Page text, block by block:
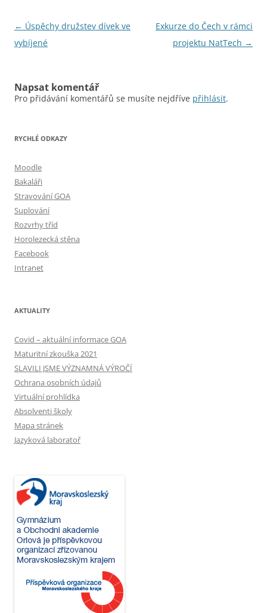
Navigace
pro
← Úspěchy družstev dívek ve
vybíjené
Exkurze do Čech v rámci
projektu NatTech →
Napsat komentář
Pro přidávání komentářů se musíte nejdříve přihlásit.
RYCHLÉ ODKAZY
Moodle
Bakaláři
Stravování GOA
Suplování
Rozvrhy tříd
Horolezecká stěna
Facebook
Intranet
AKTUALITY
Covid – aktuální informace GOA
Maturitní zkouška 2021
SLAVILI JSME VÝZNAMNÁ VÝROČÍ
Ochrana osobních údajů
Virtuální prohlídka
Absolventi školy
Mapa stránek
Jazyková laboratoř